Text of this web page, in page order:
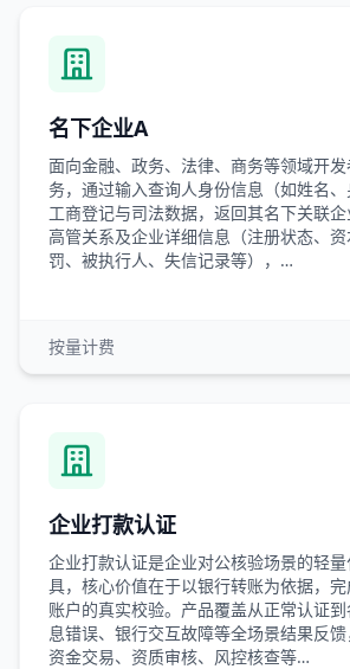
名下企业A
面向金融、政务、法律、商务等领域开
务，通过输入查询人身份信息（如姓名
工商登记与司法数据，返回其名下关联企
高管关系及企业详细信息（注册状态、
罚、被执行人、失信记录等），…
按量计费
企业打款认证
企业打款认证是企业对公核验场景的轻
具，核心价值在于以银行转账为依据，
账户的真实校验。产品覆盖从正常认证
息错误、银行交互故障等全场景结果反馈
资金交易、资质审核、风控核查等…